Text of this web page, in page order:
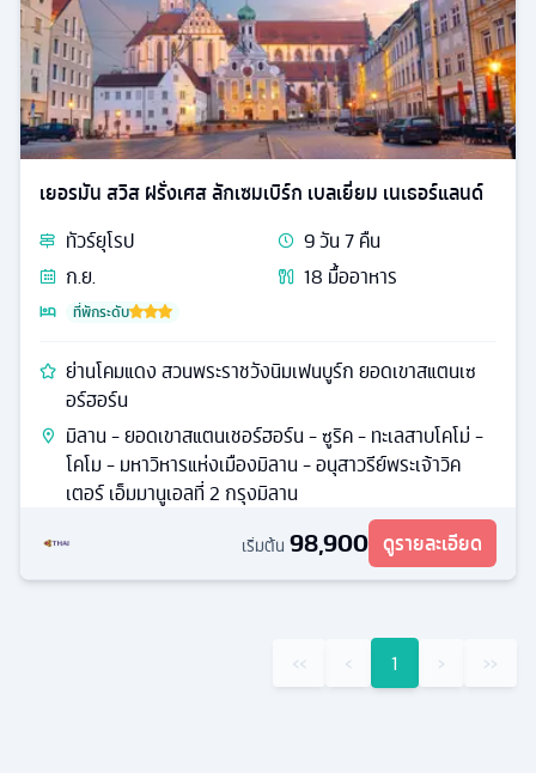
เยอรมัน สวิส ฝรั่งเศส ลักเซมเบิร์ก เบลเยี่ยม เนเธอร์แลนด์
ทัวร์ยุโรป 9วัน7คืน
ก.ย.
18 มื้ออาหาร
ที่พักระดับ
ย่านโคมแดง สวนพระราชวังนิมเฟนบูร์ก ยอดเขาสแตนเซ
อร์ฮอร์น
มิลาน - ยอดเขาสแตนเชอร์ฮอร์น - ซูริค - ทะเลสาบโคโม่ -
โคโม - มหาวิหารแห่งเมืองมิลาน - อนุสาวรีย์พระเจ้าวิค
เตอร์ เอ็มมานูเอลที่ 2 กรุงมิลาน
เริ่มต้น 98,900 ดูรายละเอียด
‹‹ ‹ 1 › ››